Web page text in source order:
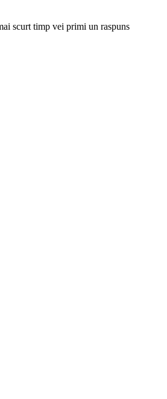
scurt timp vei primi un raspuns